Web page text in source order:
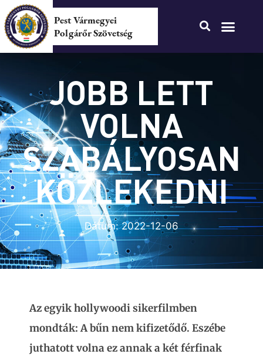
Pest Vármegyei
Polgárőr Szövetség
JOBB LETT
VOLNA
SZABÁLYOSAN
KÖZLEKEDNI
Dátum:2022-12-06
Az egyik hollywoodi sikerfilmben
mondták: A bűn nem kifizetődő. Eszébe
juthatott volna ez annak a két férfinak